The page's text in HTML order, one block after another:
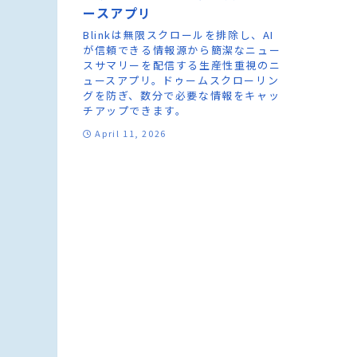
ースアプリ
Blinkは無限スクロールを排除し、AI
が信頼できる情報源から簡潔なニュー
スサマリーを配信する生産性重視のニ
ュースアプリ。ドゥームスクローリン
グを防ぎ、数分で必要な情報をキャッ
チアップできます。
April 11, 2026